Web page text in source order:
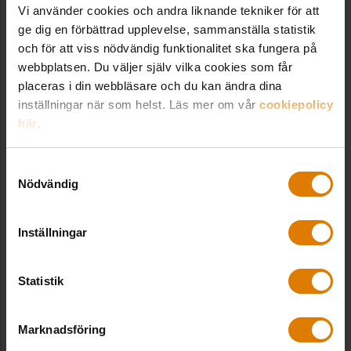
Vi använder cookies och andra liknande tekniker för att
ge dig en förbättrad upplevelse, sammanställa statistik
och för att viss nödvändig funktionalitet ska fungera på
webbplatsen. Du väljer själv vilka cookies som får
placeras i din webbläsare och du kan ändra dina
inställningar när som helst. Läs mer om vår cookiepolicy
här.
Nödvändig
Inställningar
Statistik
Marknadsföring
beställningar och kundtjänstfrågor i vår webbshop.
vaktmasteri@sverigesallmannytta.se
08-406 55 00
VANLIGA FRÅGOR
Hur lång är leveranstiden?